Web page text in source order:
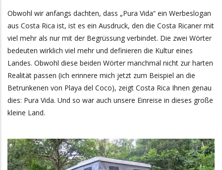
Obwohl wir anfangs dachten, dass „Pura Vida“ ein Werbeslogan
aus Costa Rica ist, ist es ein Ausdruck, den die Costa Ricaner mit
viel mehr als nur mit der Begrüssung verbindet. Die zwei Wörter
bedeuten wirklich viel mehr und definieren die Kultur eines
Landes. Obwohl diese beiden Wörter manchmal nicht zur harten
Realität passen (ich erinnere mich jetzt zum Beispiel an die
Betrunkenen von Playa del Coco), zeigt Costa Rica Ihnen genau
dies: Pura Vida. Und so war auch unsere Einreise in dieses große
kleine Land.